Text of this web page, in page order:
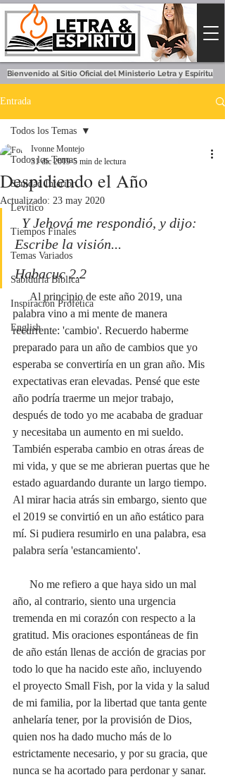
Bienvenido al Sitio Oficial del Ministerio Letra y Espíritu
Entrada
Todos los Temas
Sanidad Interior
Levítico
Tiempos Finales
Temas Variados
Sabiduría Bíblica
Inspiración Profética
English
Todos los Temas
Despidiendo el Año
Ivonne Montejo
31 dic 2019 5 min de lectura
Actualizado: 23 may 2020
Y Jehová me respondió, y dijo:
Escribe la visión...
Habacuc 2.2
palabra vino a mi mente de manera
recurrente: 'cambio'. Recuerdo haberme
preparado para un año de cambios que yo
esperaba se convertiría en un gran año. Mis
expectativas eran elevadas. Pensé que este
año podría traerme un mejor trabajo,
después de todo yo me acababa de graduar
y necesitaba un aumento en mi sueldo.
También esperaba cambio en otras áreas de
mi vida, y que se me abrieran puertas que he
estado aguardando durante un largo tiempo.
Al mirar hacia atrás sin embargo, siento que
el 2019 se convirtió en un año estático para
mí. Si pudiera resumirlo en una palabra, esa
palabra sería 'estancamiento'.
año, al contrario, siento una urgencia
tremenda en mi corazón con respecto a la
gratitud. Mis oraciones espontáneas de fin
de año están llenas de acción de gracias por
todo lo que ha nacido este año, incluyendo
el proyecto Small Fish, por la vida y la salud
de mi familia, por la libertad que tanta gente
anhelaría tener, por la provisión de Dios,
quien nos ha dado mucho más de lo
estrictamente necesario, y por su gracia, que
nunca se ha acortado para perdonar y sanar.